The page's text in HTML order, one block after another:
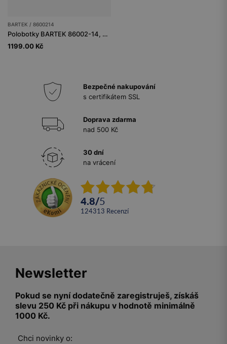
BARTEK / 8600214
Polobotky BARTEK 86002-14, pro dívky, béžové
1199.00 Kč
Bezpečné nakupování
s certifikátem SSL
Doprava zdarma
nad 500 Kč
30 dní
na vrácení
4.8/5
124313 recenzí
Newsletter
Pokud se nyní dodatečně zaregistruješ, získáš
slevu 250 Kč při nákupu v hodnotě minimálně
1000 Kč.
Chci novinky o: